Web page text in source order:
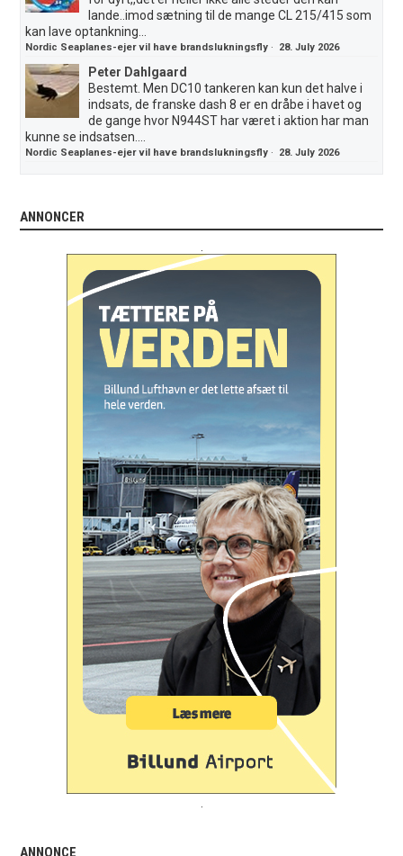
lande..imod sætning til de mange CL 215/415 som
kan lave optankning...
Nordic Seaplanes-ejer vil have brandslukningsfly · 28. July 2026
Peter Dahlgaard
Bestemt. Men DC10 tankeren kan kun det halve i
indsats, de franske dash 8 er en dråbe i havet og
de gange hvor N944ST har været i aktion har man
kunne se indsatsen....
Nordic Seaplanes-ejer vil have brandslukningsfly · 28. July 2026
ANNONCER
ANNONCE